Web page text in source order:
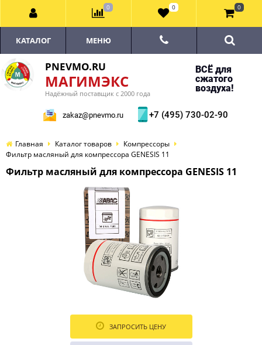
PNEVMO.RU
МАГИМЭКС
Надёжный поставщик с 2000 года
ВСЁ для
сжатого
воздуха!
zakaz@pnevmo.ru +7 (495) 730-02-90
КАТАЛОГ МЕНЮ
Главная Каталог товаров
Компрессоры
Фильтр масляный для компрессора GENESIS 11
Фильтр масляный для компрессора GENESIS 11
ЗАПРОСИТЬ ЦЕНУ
0 0 0